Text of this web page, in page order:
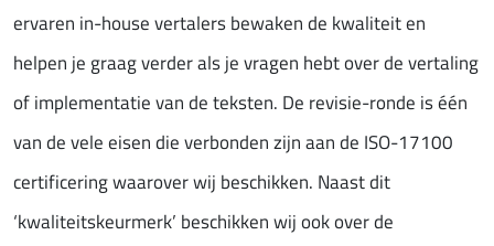
ervaren in-house vertalers bewaken de kwaliteit en
helpen je graag verder als je vragen hebt over de vertaling
of implementatie van de teksten. De revisie-ronde is één
van de vele eisen die verbonden zijn aan de ISO-17100
certificering waarover wij beschikken. Naast dit
‘kwaliteitskeurmerk’ beschikken wij ook over de